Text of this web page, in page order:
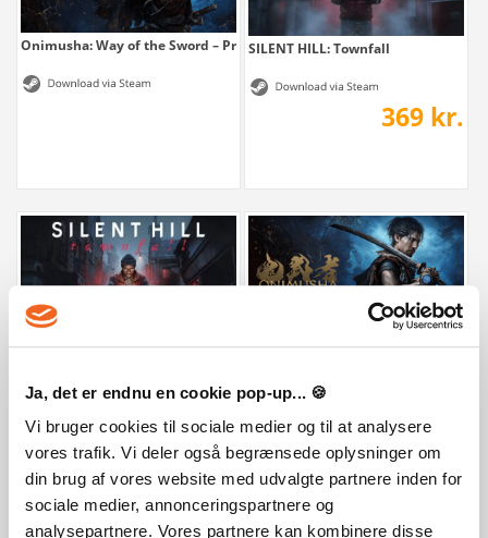
Ja, det er endnu en cookie pop-up... 🍪
Vi bruger cookies til sociale medier og til at analysere
vores trafik. Vi deler også begrænsede oplysninger om
din brug af vores website med udvalgte partnere inden for
sociale medier, annonceringspartnere og
analysepartnere. Vores partnere kan kombinere disse
Onimusha: Way of the Sword – Premium...SILENT HILL: Townfall
369 kr.
SILENT HILL: Townfall - Deluxe Edition
445 kr.
Onimusha: Way of the Sword
669 kr.